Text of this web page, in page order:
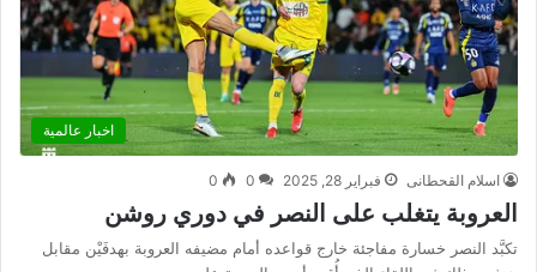
اخبار عالمية
اسلام القحطانى فبراير 28, 2025 0
0
العروبة يتغلب على النصر في دوري روشن
تكبَّد النصر خسارة مفاجئة خارج قواعده أمام مضيفه العروبة بهدفَيْن مقابل